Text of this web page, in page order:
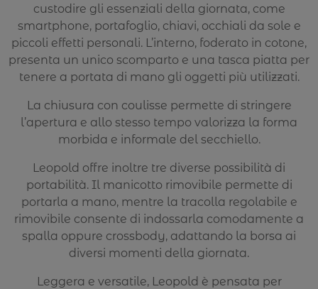
custodire gli essenziali della giornata, come
smartphone, portafoglio, chiavi, occhiali da sole e
piccoli effetti personali. L’interno, foderato in cotone,
presenta un unico scomparto e una tasca piatta per
tenere a portata di mano gli oggetti più utilizzati.
La chiusura con coulisse permette di stringere
l’apertura e allo stesso tempo valorizza la forma
morbida e informale del secchiello.
Leopold offre inoltre tre diverse possibilità di
portabilità. Il manicotto rimovibile permette di
portarla a mano, mentre la tracolla regolabile e
rimovibile consente di indossarla comodamente a
spalla oppure crossbody, adattando la borsa ai
diversi momenti della giornata.
Leggera e versatile, Leopold è pensata per